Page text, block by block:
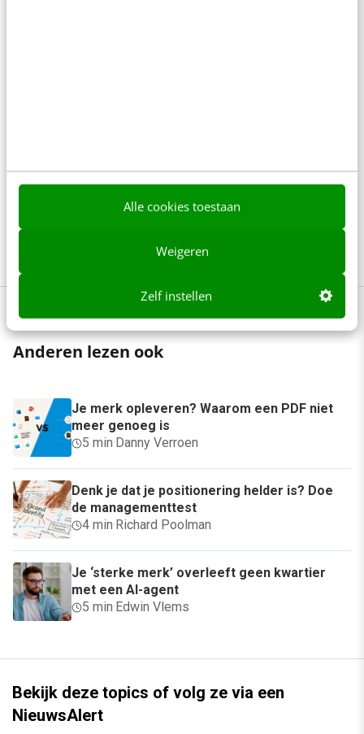
Alle cookies toestaan
Weigeren
Zelf instellen
krijgt handvatten om elke fase effectief aan te
doelgroep beter begrijpen. Meer weten?
Anderen lezen ook
Je merk opleveren? Waarom een PDF niet
meer genoeg is
5 min·Danny Verroen
Denk je dat je positionering helder is? Doe
de managementtest
4 min·Richard Poolman
Je ‘sterke merk’ overleeft geen kwartier
met een AI-agent
5 min·Edwin Vlems
Bekijk deze topics of volg ze via een
NieuwsAlert